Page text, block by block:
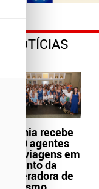
NOTÍCIAS
Bahia recebe
300 agentes
de viagens em
evento da
operadora de